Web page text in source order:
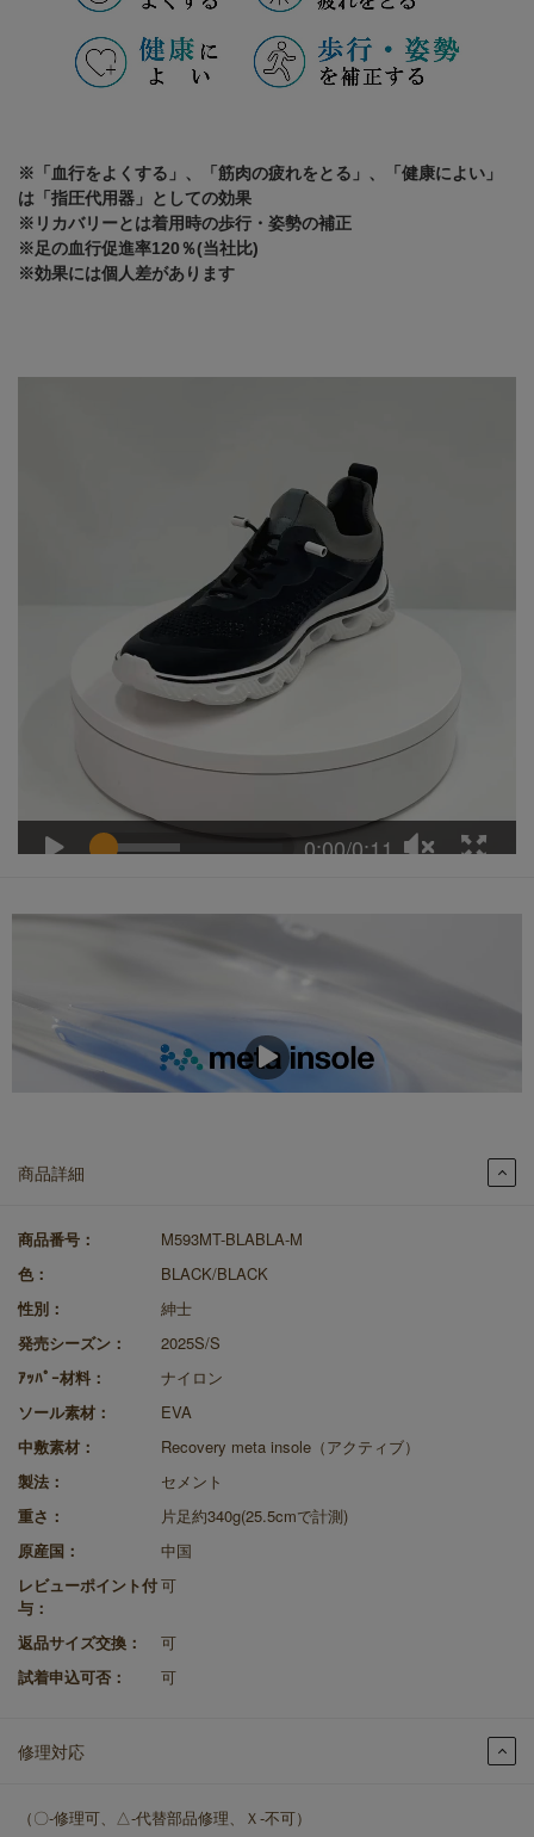
商品詳細
商品番号：
M593MT-BLABLA-M
色：
BLACK/BLACK
性別：
紳士
発売シーズン：
2025S/S
ｱｯﾊﾟｰ材料：
ナイロン
ソール素材：
EVA
中敷素材：
Recovery meta insole（アクティブ）
製法：
セメント
重さ：
片足約340g(25.5cmで計測)
原産国：
中国
レビューポイント付
与：
可
返品サイズ交換：
可
試着申込可否：
可
修理対応
（〇-修理可、△-代替部品修理、Ｘ-不可）
※「血行をよくする」、「筋肉の疲れをとる」、「健康によい」
は「指圧代用器」としての効果
※リカバリーとは着用時の歩行・姿勢の補正
※足の血行促進率120％(当社比)
※効果には個人差があります